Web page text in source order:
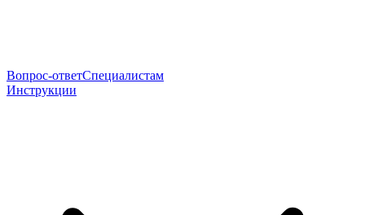
Вопрос-ответСпециалистам
Инструкции